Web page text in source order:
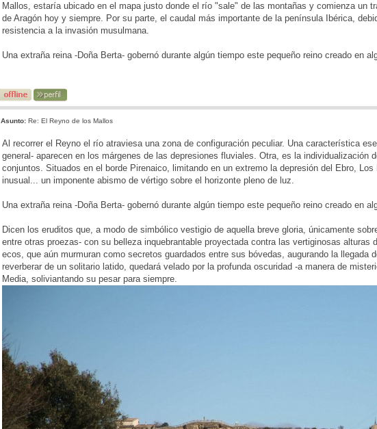
Mallos, estaría ubicado en el mapa justo donde el río "sale" de las montañas y comienza un
de Aragón hoy y siempre. Por su parte, el caudal más importante de la península Ibérica,
resistencia a la invasión musulmana.
Una extraña reina -Doña Berta- gobernó durante algún tiempo este pequeño reino creado en
Asunto: Re: El Reyno de los Mallos
Al recorrer el Reyno el río atraviesa una zona de configuración peculiar. Una característica
general- aparecen en los márgenes de las depresiones fluviales. Otra, es la
conjuntos. Situados en el borde Pirenaico, limitando en un extremo la depresión del Ebro,
inusual... un imponente abismo de vértigo sobre el horizonte pleno de luz.
Una extraña reina -Doña Berta- gobernó durante algún tiempo este pequeño reino creado en
Dicen los eruditos que, a modo de simbólico vestigio de aquella breve gloria, únicamente
entre otras proezas- con su belleza inquebrantable proyectada contra las vertiginosas
ecos, que aún murmuran como secretos guardados entre sus bóvedas, augurando la
reverberar de un solitario latido, quedará velado por la profunda oscuridad -a manera de
Media, soliviantando su pesar para siempre.